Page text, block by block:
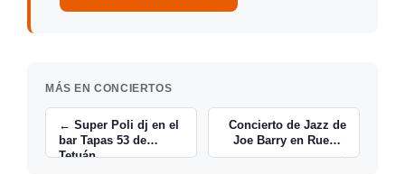
MÁS EN CONCIERTOS
← Super Poli dj en el
bar Tapas 53 de
Tetuán
Concierto de Jazz de
Joe Barry en Ruente
→